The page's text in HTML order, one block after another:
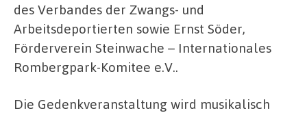
des Verbandes der Zwangs- und
Arbeitsdeportierten sowie Ernst Söder,
Förderverein Steinwache – Internationales
Rombergpark-Komitee e.V..
Die Gedenkveranstaltung wird musikalisch